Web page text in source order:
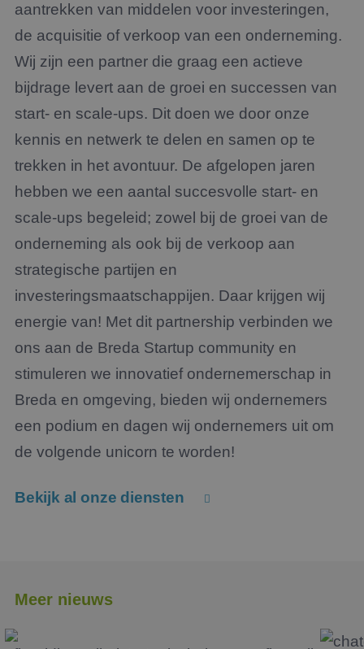
aantrekken van middelen voor investeringen,
de acquisitie of verkoop van een onderneming.
Wij zijn een partner die graag een actieve
bijdrage levert aan de groei en successen van
start- en scale-ups. Dit doen we door onze
kennis en netwerk te delen en samen op te
trekken in het avontuur. De afgelopen jaren
hebben we een aantal succesvolle start- en
scale-ups begeleid; zowel bij de groei van de
onderneming als ook bij de verkoop aan
strategische partijen en
investeringsmaatschappijen. Daar krijgen wij
energie van! Met dit partnership verbinden we
ons aan de Breda Startup community en
stimuleren we innovatief ondernemerschap in
Breda en omgeving, bieden wij ondernemers
een podium en dagen wij ondernemers uit om
de volgende unicorn te worden!
Bekijk al onze diensten
Meer nieuws